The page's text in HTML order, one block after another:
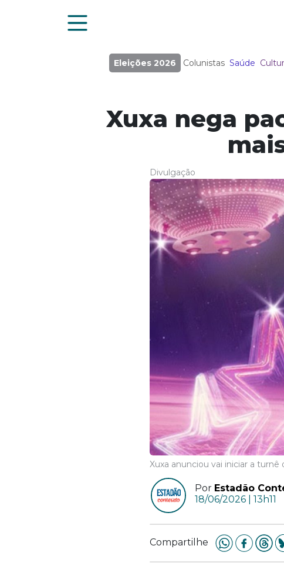
Eleições 2026 Colunistas Saúde
Xuxa nega
Divulgação
Xuxa anunciou vai iniciar a
Por Estadão
18/06/2026 | 13h11
Compartilhe